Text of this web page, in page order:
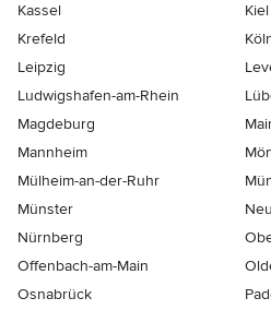
Kassel
Kiel
Krefeld
Leipzig
Ludwigshafen-am-Rhein
Magdeburg
Mannheim
Mülheim-an-der-Ruhr
Münster
Nürnberg
Offenbach-am-Main
Osnabrück